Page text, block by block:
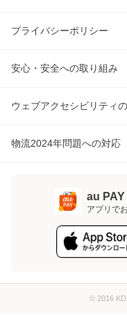
プライバシーポリシー
安心・安全への取り組み
ウェブアクセシビリティ
物流2024年問題への対応
au PAY
アプリで
© 2016